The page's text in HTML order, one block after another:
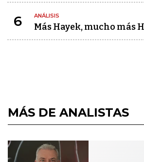
6 ANÁLISIS
Más Hayek, mucho más
MÁS DE ANALISTAS